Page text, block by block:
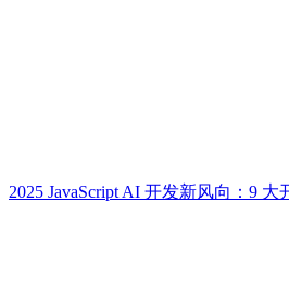
2025 JavaScript AI 开发新风向：9